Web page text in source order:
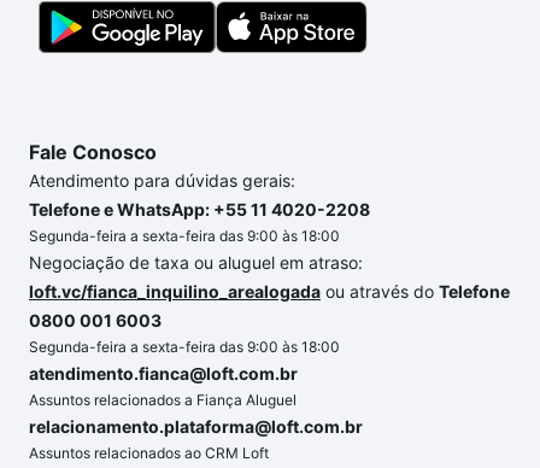
a gente para comprar o imóvel dos seus sonhos
com segurança e conforto. Loft, com você até as
Fale Conosco
Atendimento para dúvidas gerais:
Telefone e WhatsApp: +55 11 4020-2208
Segunda-feira a sexta-feira das 9:00 às 18:00
Negociação de taxa ou aluguel em atraso:
loft.vc/fianca_inquilino_arealogada ou através do Telefone
0800 001 6003
Segunda-feira a sexta-feira das 9:00 às 18:00
atendimento.fianca@loft.com.br
Assuntos relacionados a Fiança Aluguel
relacionamento.plataforma@loft.com.br
Assuntos relacionados ao CRM Loft